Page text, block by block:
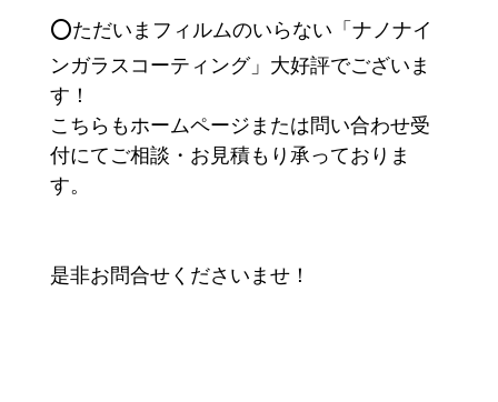
⭕️ただいまフィルムのいらない「ナノナイ
ンガラスコーティング」大好評でございま
す！
こちらもホームページまたは問い合わせ受
付にてご相談・お見積もり承っておりま
す。
是非お問合せくださいませ！